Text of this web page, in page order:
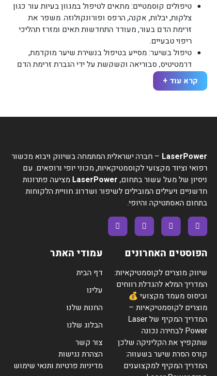
טיפולים קוסמטיים: מתאים לטיפול במגוון בעיות עור כגון
צלקות, יבלות, אקנה, הרפס ופורונקולוזה. משפר את
זרימת הדם בעור, מעודד התחדשות תאים ומזרז תהליכי
ריפוי טבעיים.
טיפול בשיער: מסייע בטיפול בנשירת שיער מוקדמת,
דרמטיטיס, סבוריאה וקשקשת על ידי הגברת זרימת הדם
לקרני השיער, מחזק את השיער ומעודד צמיחה בריאה.
טיפול בעור הפנים: מבצע עיסוי מיקרו שמגביר את זרימת
שיפור מראה העור
צמצום נקבוביות
פעולה כנוגדת דלקת
מראה עור רענן ובריא
שיטות טיפול:
זרם שקטה עם תחושת חום נעימה ועדינה.
שיטת המרחק:
תחושת דקירה קלה, צפצופים ועד ריח אוזון טבעי.
יתרונות מכשיר התדר הגבוה מבית IMPULS MEDICAL:
נייד וקומפקטי:קל ונוח לשימוש בבית או בדרכים.
תיק אחסון ייעודי: הגנה ואחסון מסודר של המכשיר
והאביזרים.
תמורה משתלמת: החזר השקעה תוך 5-6 טיפולים בלבד.
ממשק אינטואיטיבי
: קל לתפעול, מתאים גם למשתמשים
מתחילים.
גמישות טיפולית: מתאים למגוון טיפולים קוסמטיים.
אביזרים מגוונים: מגוון ראשים לעבודה בכל אזור גוף
קרא עוד +
LaserPower – חברה ישראלית המתמחה בשיווק ויבוא מכשור
רפואי וציוד מקצועי לקוסמטיקאיות, מכוני יופי ורופאים. עם
ניסיון של מעל עשור בתחום, LaserPower מציעה פתרונות
חדשניים ויעילים המובילים לשיפור ושדרוג חוויית הלקוחות
בתחום האסתטיקה והיופי.
הפוסטים האחרונים
שיווק מוצרים לקוסמטיקאיות:
המדריך המלא להגדלת רווחים
וביסוס מעמד מקצועי 💰
מוצרים לקוסמטיקאיות –
המדריך המקיף של Laser
Power לבחירה נכונה
שתקפיץ את הקליניקה שלכן
קורס הסרת שיער בשעווה:
המדריך המקיף למקצוענים
עמודי האתר
דף הבית
עלינו
החנות שלנו
הבלוג שלנו
צור קשר
הצהרת נגישות
מדיניות פרטיות ותנאי שימוש